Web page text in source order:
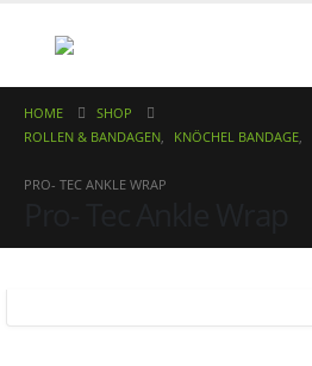
HOME
SHOP
ROLLEN & BANDAGEN, KNÖCHEL BANDAGE,
PRO- TEC ANKLE WRAP